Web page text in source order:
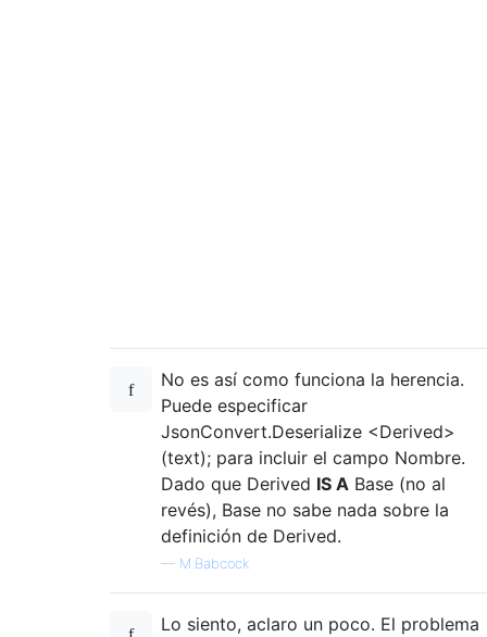
No es así como funciona la herencia.
Puede especificar
JsonConvert.Deserialize <Derived>
(text); para incluir el campo Nombre.
Dado que Derived IS A Base (no al
revés), Base no sabe nada sobre la
definición de Derived.
— M.Babcock
Lo siento, aclaro un poco. El problema